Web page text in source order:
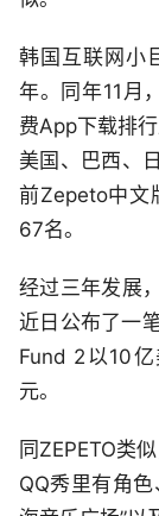
韩国互联网小
年。同年11月
费App下载排
美国、巴西、
前Zepeto中文
67名。
经过三年发展
近日公布了一
Fund 2以10
元。
同ZEPETO类
QQ秀里有角